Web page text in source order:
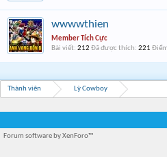
wwwwthien
Member Tích Cực
Bài viết: 212 Đã được thích: 221
Thành viên Lỳ Cowboy
Forum software by XenForo™